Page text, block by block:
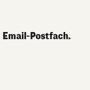
Postfach.